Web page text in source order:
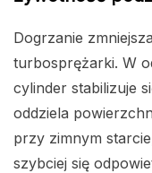
Dogrzanie
turbosprężarki. W
cylinder stabilizuje
oddziela
przy zimnym
szybciej się